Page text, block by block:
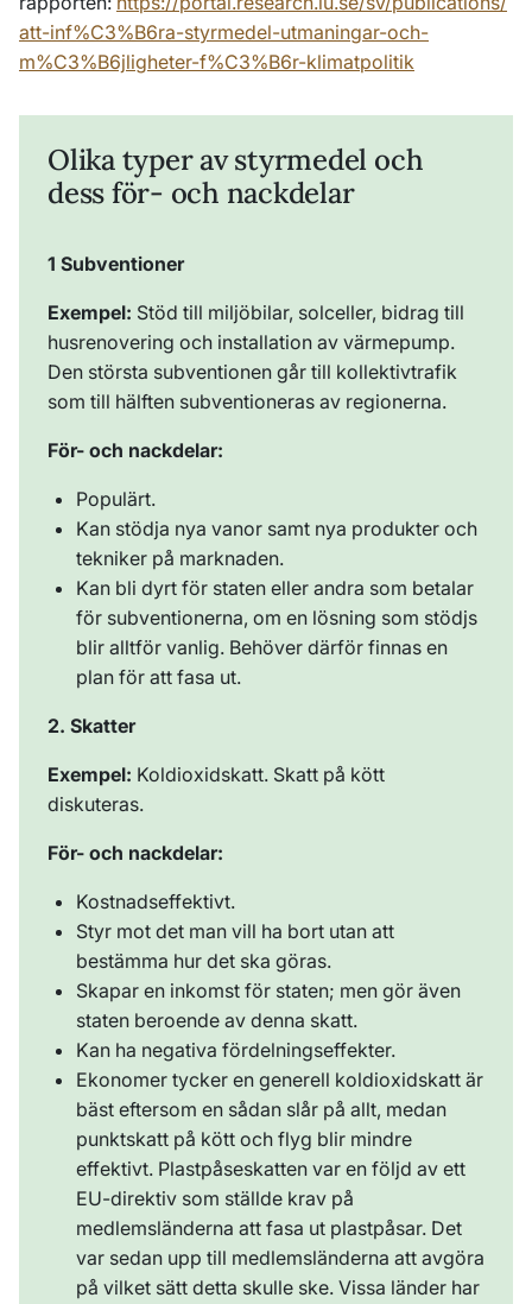
att-inf%C3%B6ra-styrmedel-utmaningar-och-
m%C3%B6jligheter-f%C3%B6r-klimatpolitik
Olika typer av styrmedel och
dess för- och nackdelar
1 Subventioner
Exempel: Stöd till miljöbilar, solceller, bidrag till
husrenovering och installation av värmepump.
Den största subventionen går till kollektivtrafik
som till hälften subventioneras av regionerna.
För- och nackdelar:
Populärt.
Kan stödja nya vanor samt nya produkter och
tekniker på marknaden.
Kan bli dyrt för staten eller andra som betalar
för subventionerna, om en lösning som stödjs
blir alltför vanlig. Behöver därför finnas en
plan för att fasa ut.
2. Skatter
Exempel: Koldioxidskatt. Skatt på kött
diskuteras.
För- och nackdelar:
Kostnadseffektivt.
Styr mot det man vill ha bort utan att
bestämma hur det ska göras.
Skapar en inkomst för staten; men gör även
staten beroende av denna skatt.
Kan ha negativa fördelningseffekter.
Ekonomer tycker en generell koldioxidskatt är
bäst eftersom en sådan slår på allt, medan
punktskatt på kött och flyg blir mindre
effektivt. Plastpåseskatten var en följd av ett
EU-direktiv som ställde krav på
medlemsländerna att fasa ut plastpåsar. Det
var sedan upp till medlemsländerna att avgöra
på vilket sätt detta skulle ske. Vissa länder har